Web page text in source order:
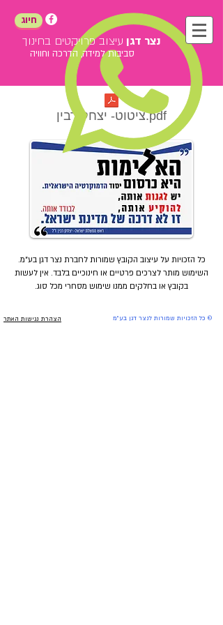
חיוג
נצר דגן עיצוב פרויקטים בחינוך
סביבות למידה, הדרכה וחוויה
ציטוט- יצחק רבין.pdf
כל הזכויות על עיצוב הקובץ שמורות לחברת נצר דגן בע"מ.
השימוש מותר לצרכים פרטיים או חינוכיים בלבד. אין לעשות
בקובץ או בחלקים ממנו שימוש מסחרי מכל סוג.
הצהרת נגישות האתר © כל הזכויות שמורות לנצר דגן בע"מ